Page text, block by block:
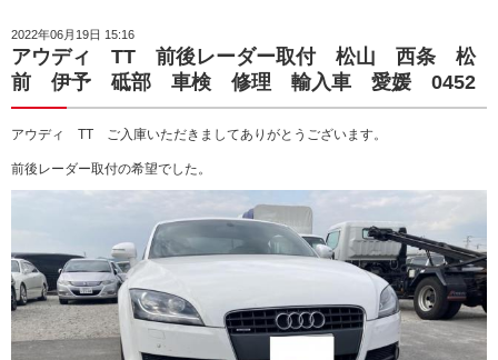
2022年06月19日 15:16
アウディ TT 前後レーダー取付 松山 西条 松
前 伊予 砥部 車検 修理 輸入車 愛媛 0452
アウディ TT ご入庫いただきましてありがとうございます。
前後レーダー取付の希望でした。